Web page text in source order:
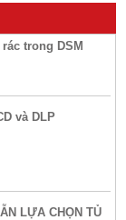
trong DSM
và DLP
LỰA CHỌN TỦ